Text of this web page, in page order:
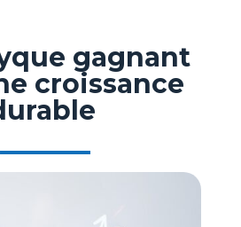
gagnant
croissance